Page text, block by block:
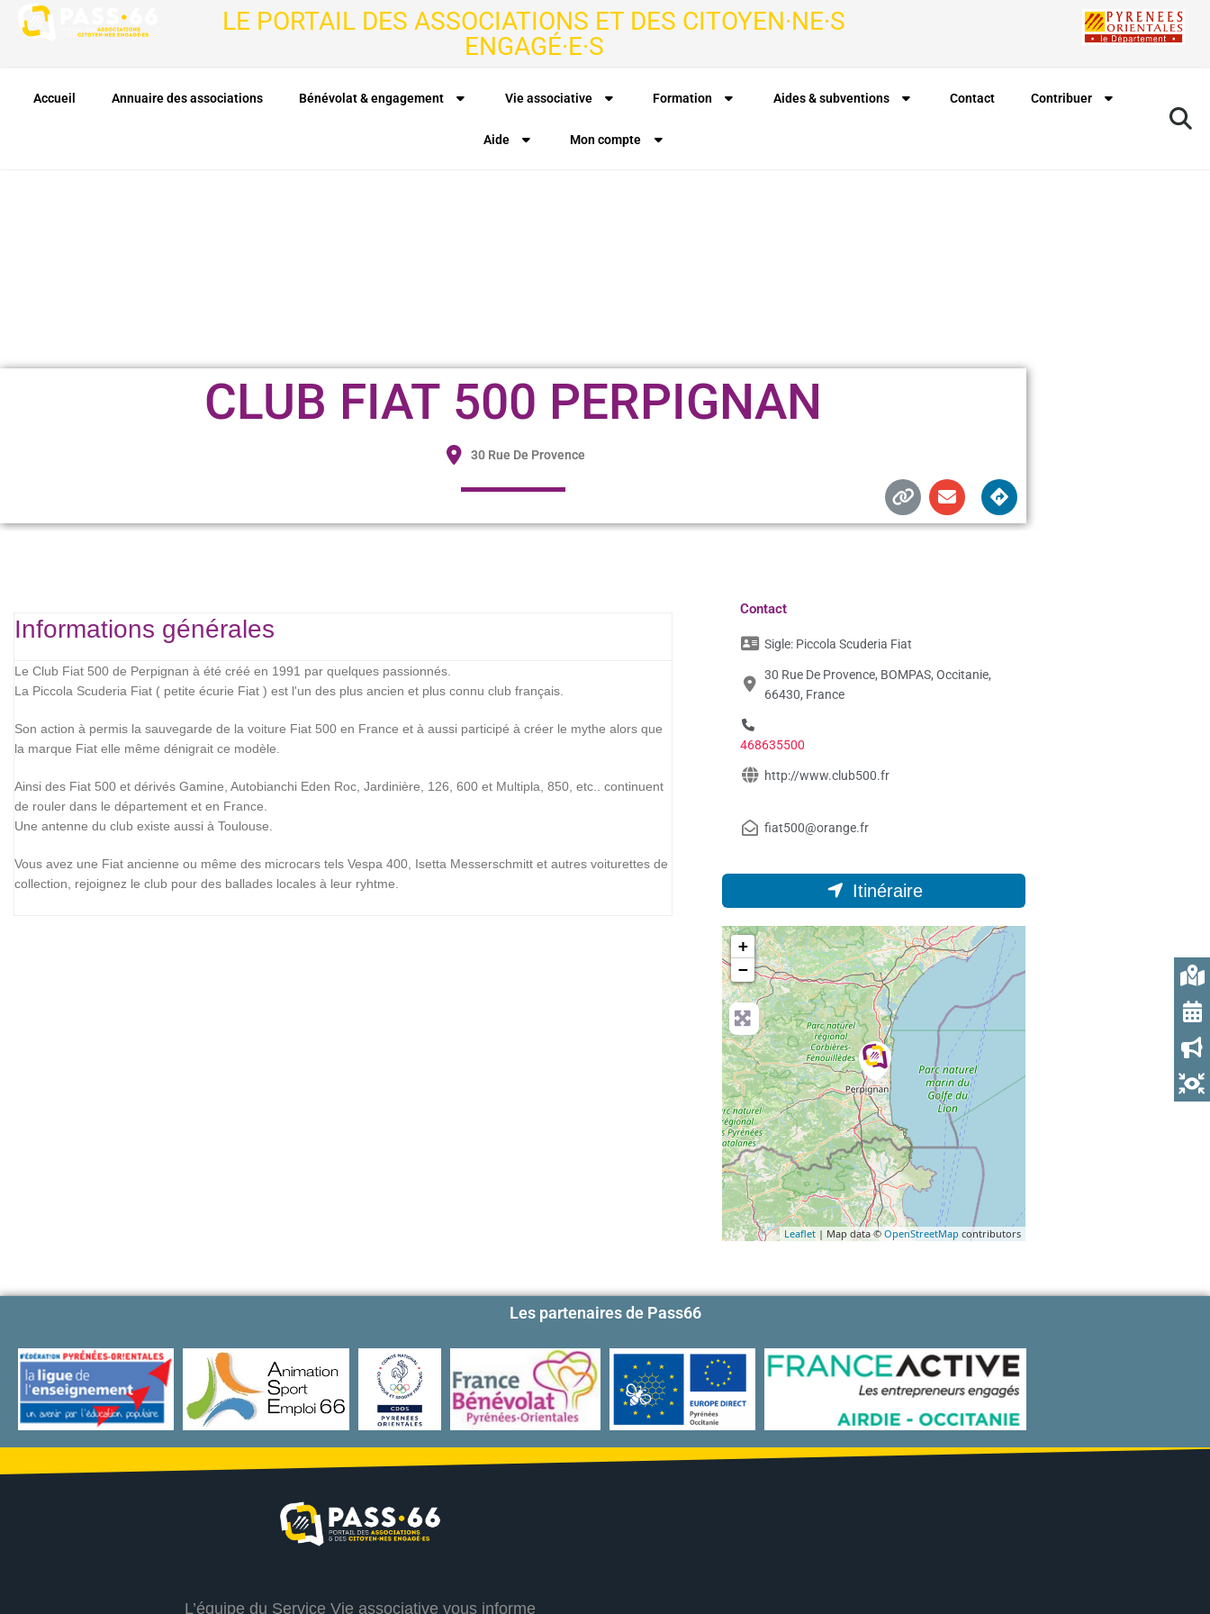
LE PORTAIL DES ASSOCIATIONS ET DES CITOYEN·NE·S
ENGAGÉ·E·S
Accueil Annuaire des associations Bénévolat & engagement Vie associative Formation Aides & subventions Contact Contribuer
Aide Mon compte
CLUB FIAT 500 PERPIGNAN
30 Rue De Provence
Informations générales
Le Club Fiat 500 de Perpignan à été créé en 1991 par quelques passionnés.
La Piccola Scuderia Fiat ( petite écurie Fiat ) est l'un des plus ancien et plus connu club français.
Son action à permis la sauvegarde de la voiture Fiat 500 en France et à aussi participé à créer le mythe alors que
la marque Fiat elle même dénigrait ce modèle.
Ainsi des Fiat 500 et dérivés Gamine, Autobianchi Eden Roc, Jardinière, 126, 600 et Multipla, 850, etc.. continuent
de rouler dans le département et en France.
Une antenne du club existe aussi à Toulouse.
Vous avez une Fiat ancienne ou même des microcars tels Vespa 400, Isetta Messerschmitt et autres voiturettes de
collection, rejoignez le club pour des ballades locales à leur ryhtme.
Contact
Sigle: Piccola Scuderia Fiat
30 Rue De Provence, BOMPAS, Occitanie,
66430, France
468635500
http://www.club500.fr
fiat500@orange.fr
Itinéraire
+
−
Leaflet | Map data © OpenStreetMap contributors
Les partenaires de Pass66
L’équipe du Service Vie associative vous informe